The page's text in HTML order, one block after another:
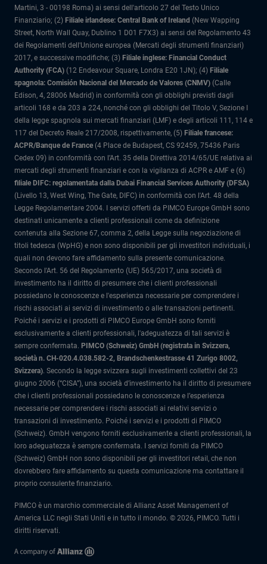
Martini, 3 - 00198 Roma) ai sensi dell'articolo 27 del Testo Unico
Finanziario; (2) Filiale irlandese: Central Bank of Ireland (New Wapping
Street, North Wall Quay, Dublino 1 D01 F7X3) ai sensi del Regolamento 43
dei Regolamenti dell'Unione europea (Mercati degli strumenti finanziari)
2017, e successive modifiche; (3) Filiale inglese: Financial Conduct
Authority (FCA) (12 Endeavour Square, Londra E20 1JN); (4) Filiale
spagnola: Comisión Nacional del Mercado de Valores (CNMV) (Calle
Edison, 4, 28006 Madrid) in conformità con gli obblighi previsti dagli
articoli 168 e da 203 a 224, nonché con gli obblighi del Titolo V, Sezione I
della legge spagnola sui mercati finanziari (LMF) e degli articoli 111, 114 e
117 del Decreto Reale 217/2008, rispettivamente, (5) Filiale francese:
ACPR/Banque de France (4 Place de Budapest, CS 92459, 75436 Paris
Cedex 09) in conformità con l’Art. 35 della Direttiva 2014/65/UE relativa ai
mercati degli strumenti finanziari e con la vigilanza di ACPR e AMF e (6)
filiale DIFC: regolamentata dalla Dubai Financial Services Authority (DFSA)
(Livello 13, West Wing, The Gate, DIFC) in conformità con l'Art. 48 della
Legge Regolamentare 2004. I servizi offerti da PIMCO Europe GmbH sono
destinati unicamente a clienti professionali come da definizione
contenuta alla Sezione 67, comma 2, della Legge sulla negoziazione di
titoli tedesca (WpHG) e non sono disponibili per gli investitori individuali, i
quali non devono fare affidamento sulla presente comunicazione.
Secondo l'Art. 56 del Regolamento (UE) 565/2017, una società di
investimento ha il diritto di presumere che i clienti professionali
possiedano le conoscenze e l'esperienza necessarie per comprendere i
rischi associati ai servizi di investimento o alle transazioni pertinenti.
Poiché i servizi e i prodotti di PIMCO Europe GmbH sono forniti
esclusivamente a clienti professionali, l'adeguatezza di tali servizi è
sempre confermata. PIMCO (Schweiz) GmbH (registrata in Svizzera,
società n. CH-020.4.038.582-2, Brandschenkestrasse 41 Zurigo 8002,
Svizzera). Secondo la legge svizzera sugli investimenti collettivi del 23
giugno 2006 (“CISA”), una società d’investimento ha il diritto di presumere
che i clienti professionali possiedano le conoscenze e l’esperienza
necessarie per comprendere i rischi associati ai relativi servizi o
transazioni di investimento. Poiché i servizi e i prodotti di PIMCO
(Schweiz). GmbH vengono forniti esclusivamente a clienti professionali, la
loro adeguatezza è sempre confermata.
I servizi forniti da PIMCO
(Schweiz) GmbH non sono disponibili per gli investitori retail, che non
dovrebbero fare affidamento su questa comunicazione ma contattare il
proprio consulente finanziario.
PIMCO è un marchio commerciale di Allianz Asset Management of
America LLC negli Stati Uniti e in tutto il mondo. © 2026, PIMCO. Tutti i
diritti riservati.